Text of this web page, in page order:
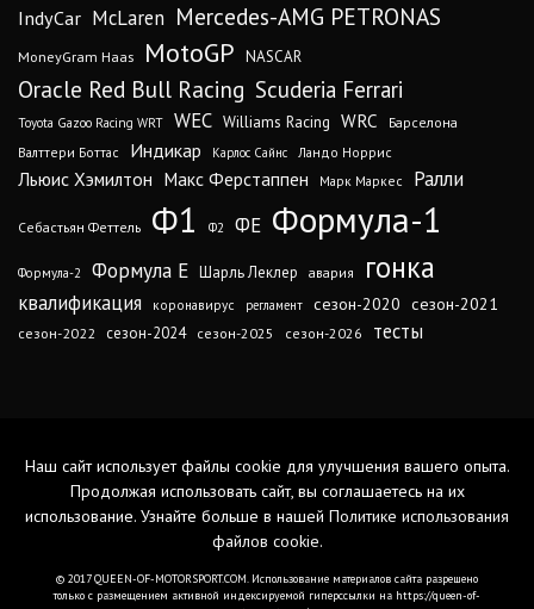
IndyCar McLaren Mercedes-AMG PETRONAS
MoneyGram Haas MotoGP NASCAR
Oracle Red Bull Racing Scuderia Ferrari
Toyota Gazoo Racing WRT WEC Williams Racing WRC
Барселона
Валттери Боттас
Индикар Карлос Сайнс Ландо Норрис
Льюис Хэмилтон Макс Ферстаппен Марк Маркес Ралли
Себастьян Феттель Ф1 Ф2 ФЕ Формула-1
Формула-2 Формула Е Шарль Леклер авария гонка
квалификация коронавирус регламент сезон-2020 сезон-2021
сезон-2022 сезон-2024 сезон-2025 сезон-2026 тесты
Наш сайт использует файлы cookie для улучшения вашего опыта.
Продолжая использовать сайт, вы соглашаетесь на их
использование. Узнайте больше в нашей Политике использования
файлов cookie.
© 2017 QUEEN-OF-MOTORSPORT.COM. Использование материалов сайта разрешено
только с размещением активной индексируемой гиперссылки на https://queen-of-